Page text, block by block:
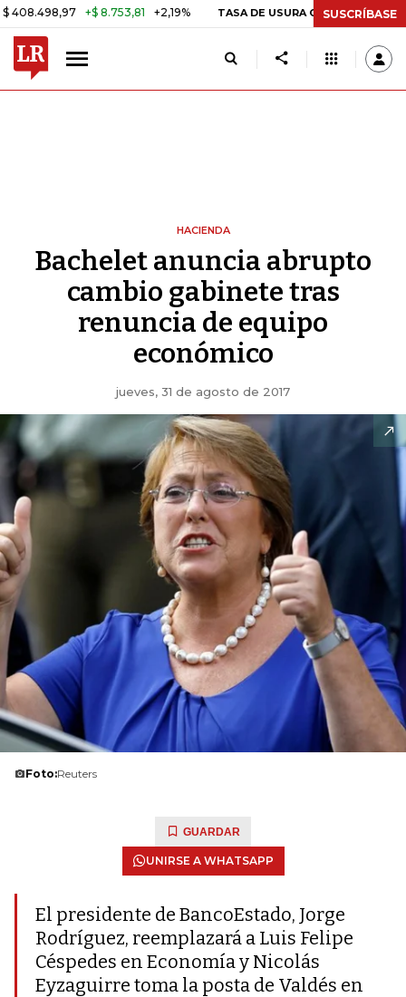
+$ 8.753,81 +2,19% TASA DE USURA CRÉDITO CONSUMO
SUSCRÍBASE
HACIENDA
Bachelet anuncia abrupto
cambio gabinete tras
renuncia de equipo
económico
jueves, 31 de agosto de 2017
Foto:Reuters
GUARDAR
UNIRSE A WHATSAPP
El presidente de BancoEstado, Jorge
Rodríguez, reemplazará a Luis Felipe
Céspedes en Economía y Nicolás
Eyzaguirre toma la posta de Valdés en